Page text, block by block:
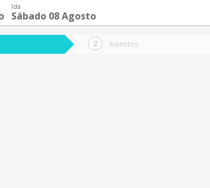
Ida
Sábado 08 Agosto
Asientos